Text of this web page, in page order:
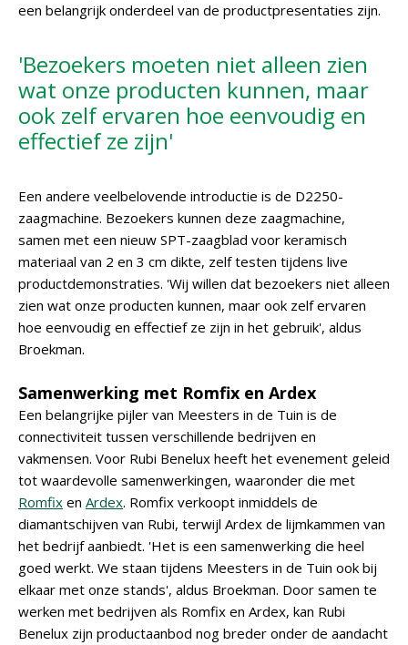
een belangrijk onderdeel van de productpresentaties zijn.
'Bezoekers moeten niet alleen zien
wat onze producten kunnen, maar
ook zelf ervaren hoe eenvoudig en
effectief ze zijn'
Een andere veelbelovende introductie is de D2250-
zaagmachine. Bezoekers kunnen deze zaagmachine,
samen met een nieuw SPT-zaagblad voor keramisch
materiaal van 2 en 3 cm dikte, zelf testen tijdens live
productdemonstraties. 'Wij willen dat bezoekers niet alleen
zien wat onze producten kunnen, maar ook zelf ervaren
hoe eenvoudig en effectief ze zijn in het gebruik', aldus
Broekman.
Samenwerking met Romfix en Ardex
Een belangrijke pijler van Meesters in de Tuin is de
connectiviteit tussen verschillende bedrijven en
vakmensen. Voor Rubi Benelux heeft het evenement geleid
tot waardevolle samenwerkingen, waaronder die met
Romfix en Ardex. Romfix verkoopt inmiddels de
diamantschijven van Rubi, terwijl Ardex de lijmkammen van
het bedrijf aanbiedt. 'Het is een samenwerking die heel
goed werkt. We staan tijdens Meesters in de Tuin ook bij
elkaar met onze stands', aldus Broekman. Door samen te
werken met bedrijven als Romfix en Ardex, kan Rubi
Benelux zijn productaanbod nog breder onder de aandacht